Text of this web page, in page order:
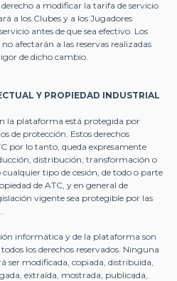
derecho a modificar la tarifa de servicio
a los Clubes y a los Jugadores
antes de que sea efectivo. Los
afectarán a las reservas realizadas
de dicho cambio.
Y PROPIEDAD INDUSTRIAL
la plataforma está protegida por
de protección. Estos derechos
por lo tanto, queda expresamente
distribución, transformación o
tipo de cesión, de todo o parte
de ATC, y en general de
vigente sea protegible por las
informática y de la plataforma son
los derechos reservados. Ninguna
ser modificada, copiada, distribuida,
extraída, mostrada, publicada,